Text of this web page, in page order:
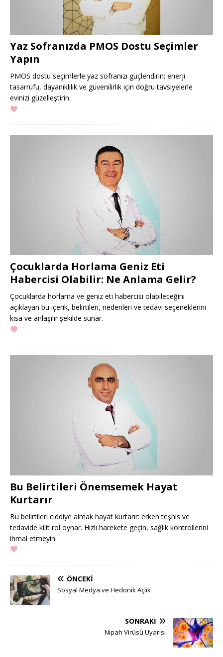
Yaz Sofranızda PMOS Dostu Seçimler
Yapın
PMOS dostu seçimlerle yaz sofranızı güçlendirin; enerji
tasarrufu, dayanıklılık ve güvenilirlik için doğru tavsiyelerle
evinizi güzelleştirin.
Çocuklarda Horlama Geniz Eti
Habercisi Olabilir: Ne Anlama Gelir?
Çocuklarda horlama ve geniz eti habercisi olabileceğini
açıklayan bu içerik, belirtileri, nedenleri ve tedavi seçeneklerini
kısa ve anlaşılır şekilde sunar.
Bu Belirtileri Önemsemek Hayat
Kurtarır
Bu belirtileri ciddiye almak hayat kurtarır: erken teşhis ve
tedavide kilit rol oynar. Hızlı harekete geçin, sağlık kontrollerini
ihmal etmeyin.
ÖNCEKI
Sosyal Medya ve Hedonik Açlık
SONRAKI
Nipah Virüsü Uyarısı